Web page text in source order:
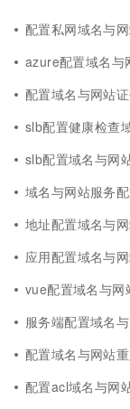
配置私网域名与
azure配置域名与
配置域名与网站
slb配置健康检查
slb配置域名与网
域名与网站服务
地址配置域名与
应用配置域名与
vue配置域名与网
服务端配置域名
配置域名与网站
配置acl域名与网